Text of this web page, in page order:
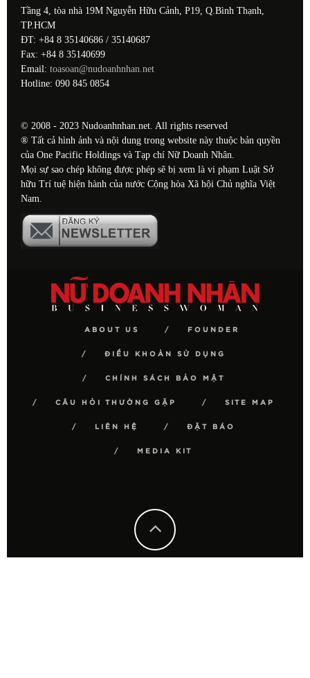
Tầng 4, tòa nhà 19M Nguyễn Hữu Cảnh, P19, Q.Bình Thạnh,
TP.HCM
ĐT: +84 8 35140686 / 35140687
Fax: +84 8 35140699
Email: toasoan@nudoanhnhan.net
Hotline: 090 845 0854
© 2008 - 2023 Nudoanhnhan.net. All rights reserved
® Tất cả hình ảnh và nội dung trong website này thuộc bản quyền
của One Pacific Holdings và Tạp chí Nữ Doanh Nhân.
Mọi sự sao chép không được phép sẽ bị xem là vi phạm Luật Sở
hữu Trí tuệ hiện hành của nước Cộng hòa Xã hội Chủ nghĩa Việt
Nam.
ABOUT US FOUNDER
ĐIỀU KHOẢN SỬ DỤNG
CHÍNH SÁCH BẢO MẬT
CÂU HỎI THƯỜNG GẶP SITE MAP
LIÊN HỆ ĐẶT BÁO
MEDIA KIT